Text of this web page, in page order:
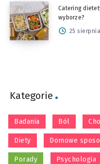
Catering
wyborze?
25
Kategorie
Badania Ból
Diety Domowe
Porady Psychologia